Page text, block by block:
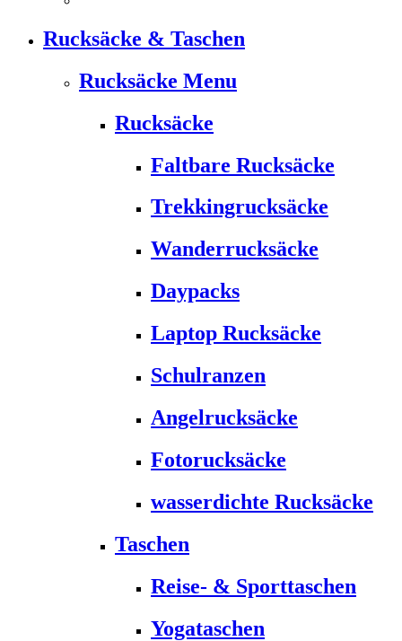
Rucksäcke & Taschen
Rucksäcke Menu
Rucksäcke
Faltbare Rucksäcke
Trekkingrucksäcke
Wanderrucksäcke
Daypacks
Laptop Rucksäcke
Schulranzen
Angelrucksäcke
Fotorucksäcke
wasserdichte Rucksäcke
Taschen
Reise- & Sporttaschen
Yogataschen